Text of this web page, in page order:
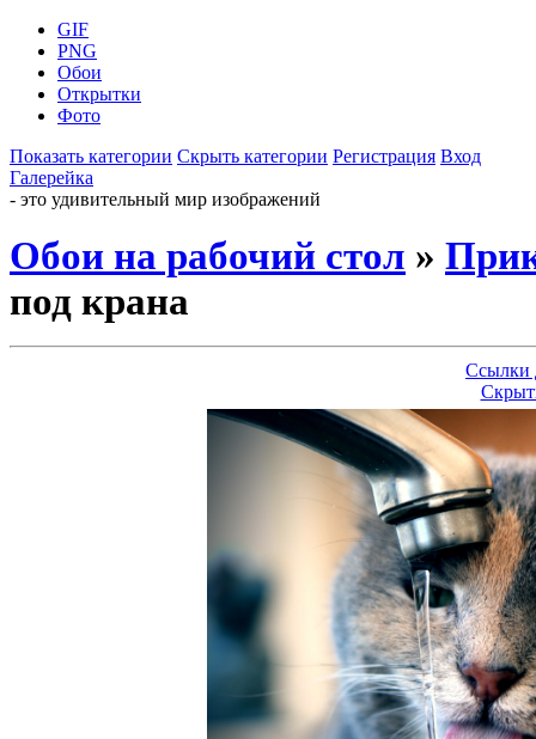
GIF
PNG
Обои
Открытки
Фото
Показать категории Скрыть категории Регистрация Вход
Галерейка
- это удивительный мир изображений
Обои на рабочий стол »
под крана
Ссылки